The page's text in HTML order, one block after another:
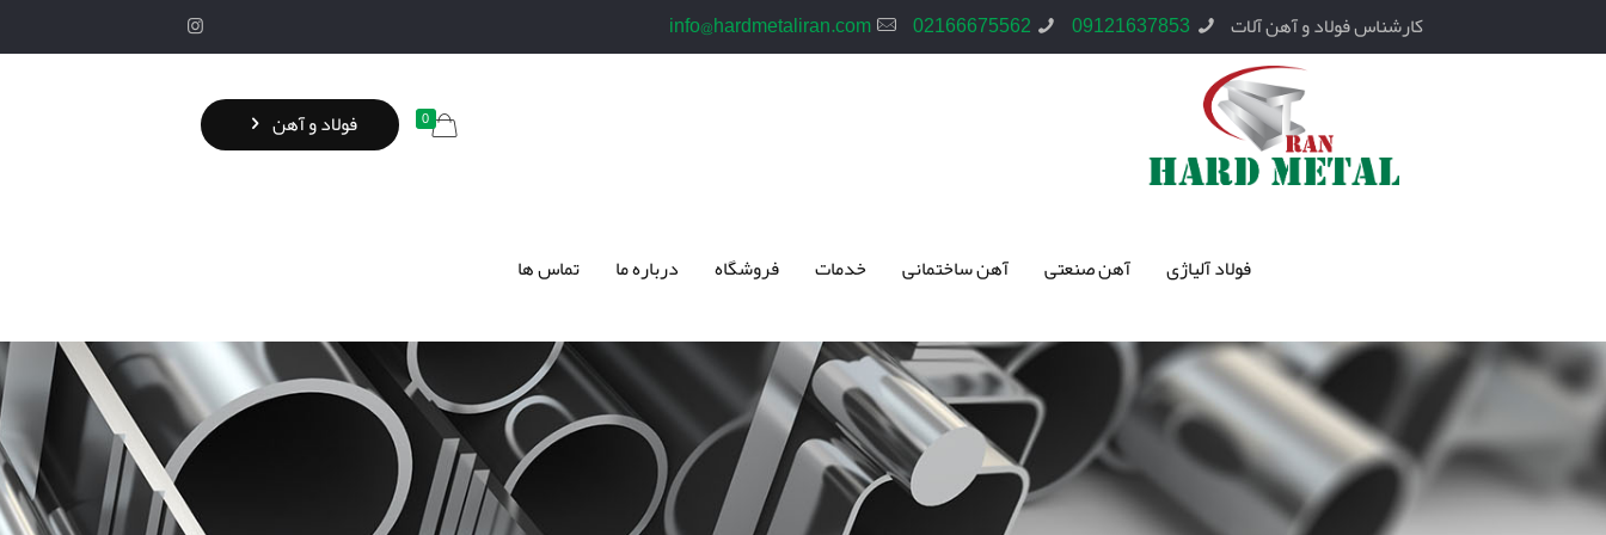
کارشناس فولاد و آهن آلات 09121637853
02166675562
info@hardmetaliran.com
فولاد آلیاژی آهن صنعتی آهن ساختمانی خدمات فروشگاه درباره ما تماس ها
0 فولاد و آهن